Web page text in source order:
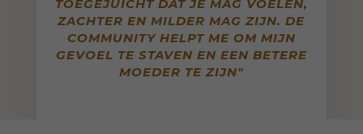
TOEGEJUICHT DAT JE MAG VOELEN,
ZACHTER EN MILDER MAG ZIJN. DE
COMMUNITY HELPT ME OM MIJN
GEVOEL TE STAVEN EN EEN BETERE
MOEDER TE ZIJN"